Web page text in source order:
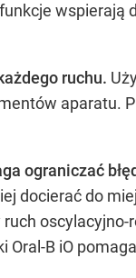
wspierają
ruchu.
aparatu.
ograniczać
docierać do
ruch oscylacyjno-
B iO